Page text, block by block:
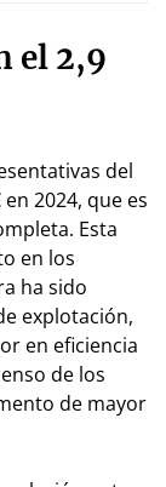
el 2,9
del
2024, que es
Esta
en los
ha sido
explotación,
en eficiencia
de los
de mayor